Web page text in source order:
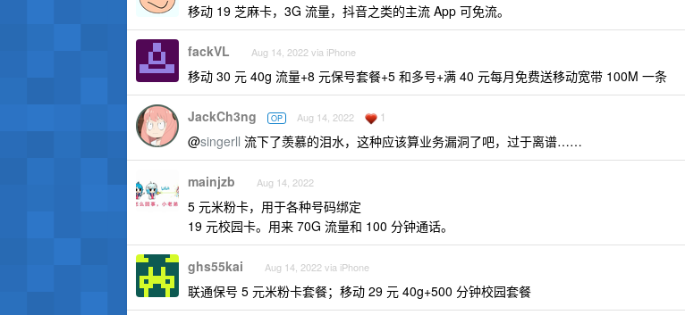
移动 19 芝麻卡，3G 流量，抖音之类的主流 App 可免流。
fackVL Aug 14, 2022 via iPhone
移动 30 元 40g 流量+8 元保号套餐+5 和多号+满 40 元每月免费送移动宽带 100M 一条
JackCh3ng OP Aug 14, 2022 1
@singerll 流下了羡慕的泪水，这种应该算业务漏洞了吧，过于离谱……
mainjzb Aug 14, 2022
5 元米粉卡，用于各种号码绑定
19 元校园卡。用来 70G 流量和 100 分钟通话。
ghs55kai Aug 14, 2022 via iPhone
联通保号 5 元米粉卡套餐；移动 29 元 40g+500 分钟校园套餐